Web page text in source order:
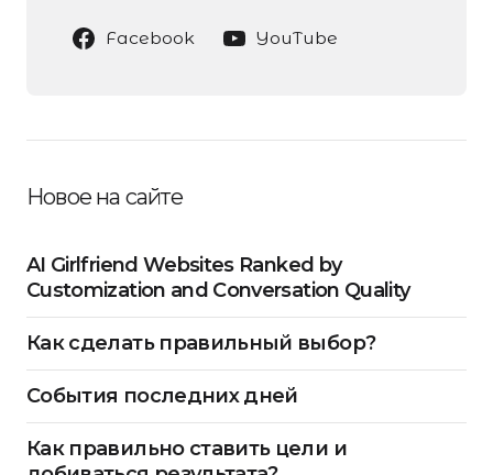
Facebook YouTube
Новое на сайте
AI Girlfriend Websites Ranked by
Customization and Conversation Quality
Как сделать правильный выбор?
События последних дней
Как правильно ставить цели и